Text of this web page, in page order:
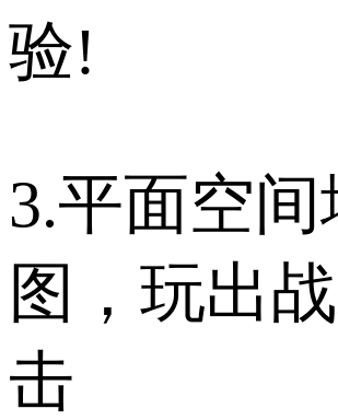
验!
3.平面空间
图，玩出
击